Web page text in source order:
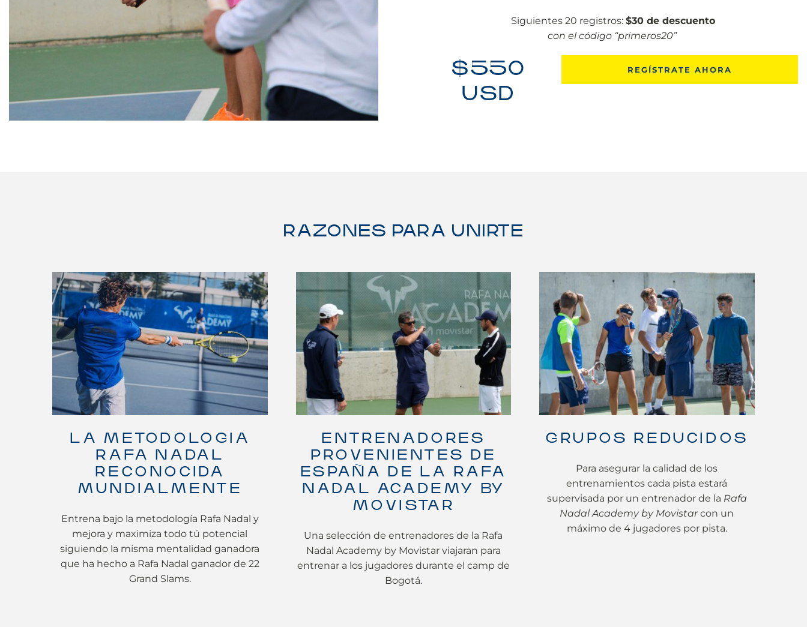
Siguientes 20 registros:$30 de descuento
con el código “primeros20”
$550
USD
REGÍSTRATE AHORA
RAZONES PARA UNIRTE
LA METODOLOGIA
RAFA NADAL
RECONOCIDA
MUNDIALMENTE
Entrena bajo la metodología Rafa Nadal y
mejora y maximiza todo tú potencial
siguiendo la misma mentalidad ganadora
que ha hecho a Rafa Nadal ganador de 22
Grand Slams.
ENTRENADORES
PROVENIENTES DE
ESPAÑA DE LA RAFA
NADAL ACADEMY BY
MOVISTAR
Una selección de entrenadores de la Rafa
Nadal Academy by Movistar viajaran para
entrenar a los jugadores durante el camp de
Bogotá.
GRUPOS REDUCIDOS
Para asegurar la calidad de los
entrenamientos cada pista estará
supervisada por un entrenador de la Rafa
Nadal Academy by Movistarcon un
máximo de 4 jugadores por pista.